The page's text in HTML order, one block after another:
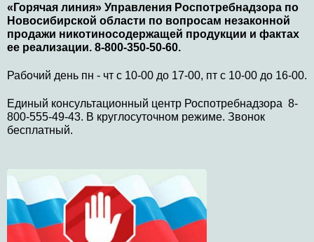
«Горячая линия» Управления Роспотребнадзора по
Новосибирской области по вопросам незаконной
продажи никотиносодержащей продукции и фактах
ее реализации. 8-800-350-50-60.
Рабочий день пн - чт с 10-00 до 17-00, пт с 10-00 до 16-00.
Единый консультационный центр Роспотребнадзора 8-
800-555-49-43. В круглосуточном режиме. Звонок
бесплатный.